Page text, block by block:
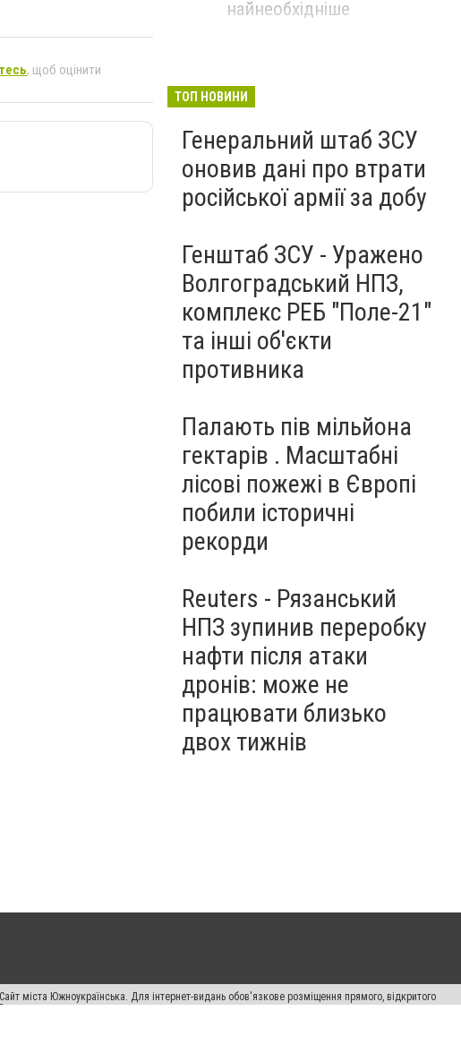
, щоб оцінити
найнеобхідніше
ТОП НОВИНИ
Генеральний штаб ЗСУ
оновив дані про втрати
російської армії за добу
Генштаб ЗСУ - Уражено
Волгоградський НПЗ,
комплекс РЕБ "Поле-21"
та інші об'єкти
противника
Палають пів мільйона
гектарів . Масштабні
лісові пожежі в Європі
побили історичні
рекорди
Reuters - Рязанський
НПЗ зупинив переробку
нафти після атаки
дронів: може не
працювати близько
двох тижнів
міста Южноукраїнська. Для інтернет-видань обов'язкове розміщення прямого, відкритого